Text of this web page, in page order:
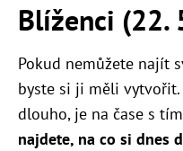
Blíženci (22.
Pokud nemůžete najít
byste si ji měli
dlouho, je na čase s
najdete, na co si dnes